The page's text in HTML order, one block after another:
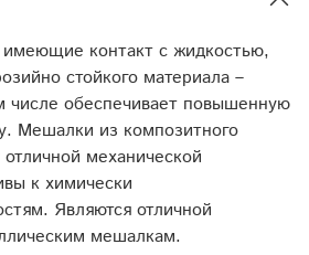
контакт с жидкостью,
стойкого материала –
числе обеспечивает повышенную
Мешалки из композитного
механической
к химически
Являются отличной
мешалкам.